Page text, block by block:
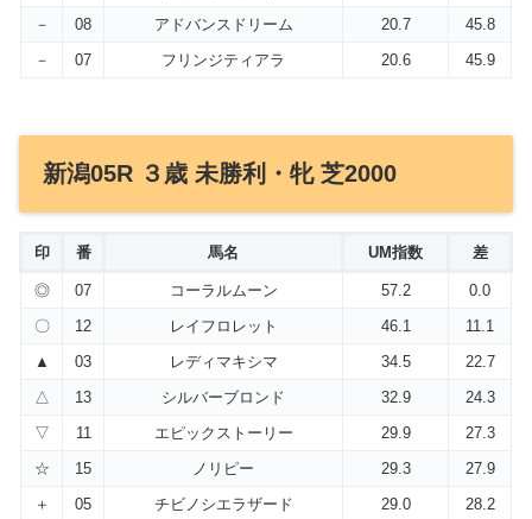
－
08 アドバンスドリーム 20.7
45.8
－
07 フリンジティアラ 20.6 45.9
新潟05R ３歳 未勝利・牝 芝2000
印 番 馬名 UM指数 差
◎ 07 コーラルムーン 57.2
0.0
〇
12 レイフロレット 46.1
11.1
▲
03 レディマキシマ 34.5
22.7
△
13 シルバーブロンド 32.9
24.3
▽
11 エピックストーリー 29.9
27.3
☆
15 ノリピー 29.3
27.9
＋
05 チビノシエラザード 29.0
28.2